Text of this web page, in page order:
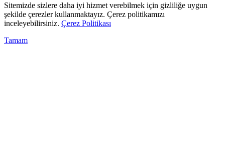
Sitemizde sizlere daha iyi hizmet verebilmek için gizliliğe uygun
şekilde çerezler kullanmaktayız. Çerez politikamızı
inceleyebilirsiniz. Çerez Politikası
Tamam